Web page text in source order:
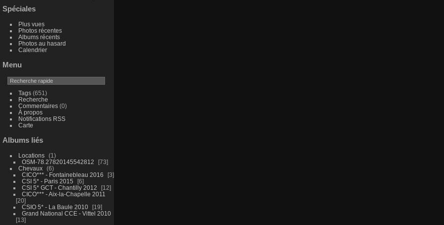
Spéciales
Plus vues
Photos récentes
Albums récents
Photos au hasard
Calendrier
Menu
Tags(651)
Recherche
Commentaires(0)
À propos
Notifications RSS
Carte
Albums liés
Locations
1
OSM-78.27820145542812
73
Chevaux
6
CICO*** - Fontainebleau 2016
3
CSI 5* - Paris 2015
6
CSI 5* GCT - Chantilly 2012
12
CICO*** - Aix-la-Chapelle 2011
20
CSIO 5* - La Baule 2010
19
Grand National CCE - Vittel 2010
13